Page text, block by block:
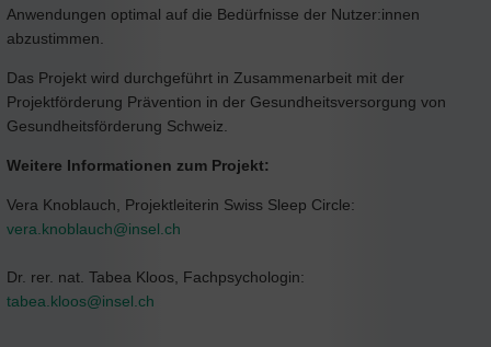
Anwendungen optimal auf die Bedürfnisse der Nutzer:innen
abzustimmen.
Das Projekt wird durchgeführt in Zusammenarbeit mit der
Projektförderung Prävention in der Gesundheitsversorgung von
Gesundheitsförderung Schweiz.
Weitere Informationen zum Projekt:
Vera Knoblauch, Projektleiterin Swiss Sleep Circle:
vera.knoblauch@insel.ch
Dr. rer. nat. Tabea Kloos, Fachpsychologin:
tabea.kloos@insel.ch